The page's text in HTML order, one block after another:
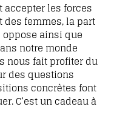
les forces
femmes, la part
ainsi que
notre monde
nous fait profiter du
des questions
concrètes font
C’est un cadeau à